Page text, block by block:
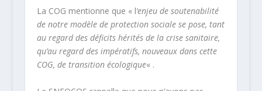
La COG mentionne que « l‘enjeu de soutenabilité
de notre modèle de protection sociale se pose, tant
au regard des déficits hérités de la crise sanitaire,
qu’au regard des impératifs, nouveaux dans cette
COG, de transition écologique« .